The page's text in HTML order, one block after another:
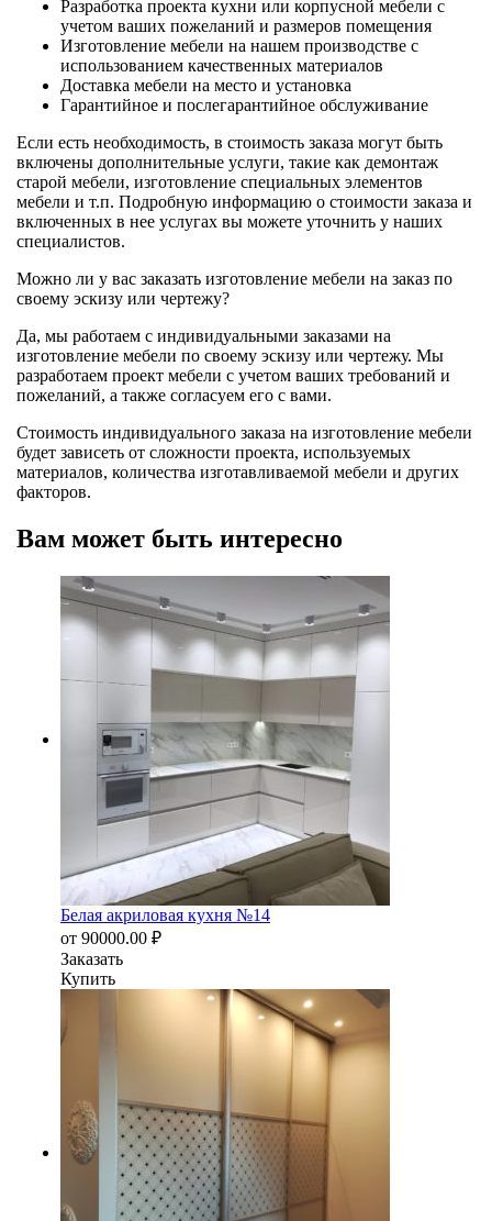
Разработка проекта кухни или корпусной мебели с
учетом ваших пожеланий и размеров помещения
Изготовление мебели на нашем производстве с
использованием качественных материалов
Доставка мебели на место и установка
Гарантийное и послегарантийное обслуживание
Если есть необходимость, в стоимость заказа могут быть
включены дополнительные услуги, такие как демонтаж
старой мебели, изготовление специальных элементов
мебели и т.п. Подробную информацию о стоимости заказа и
включенных в нее услугах вы можете уточнить у наших
специалистов.
Можно ли у вас заказать изготовление мебели на заказ по
своему эскизу или чертежу?
Да, мы работаем с индивидуальными заказами на
изготовление мебели по своему эскизу или чертежу. Мы
разработаем проект мебели с учетом ваших требований и
пожеланий, а также согласуем его с вами.
Стоимость индивидуального заказа на изготовление мебели
будет зависеть от сложности проекта, используемых
материалов, количества изготавливаемой мебели и других
факторов.
Вам может быть интересно
Белая акриловая кухня №14
от 90000.00 ₽
Заказать
Купить